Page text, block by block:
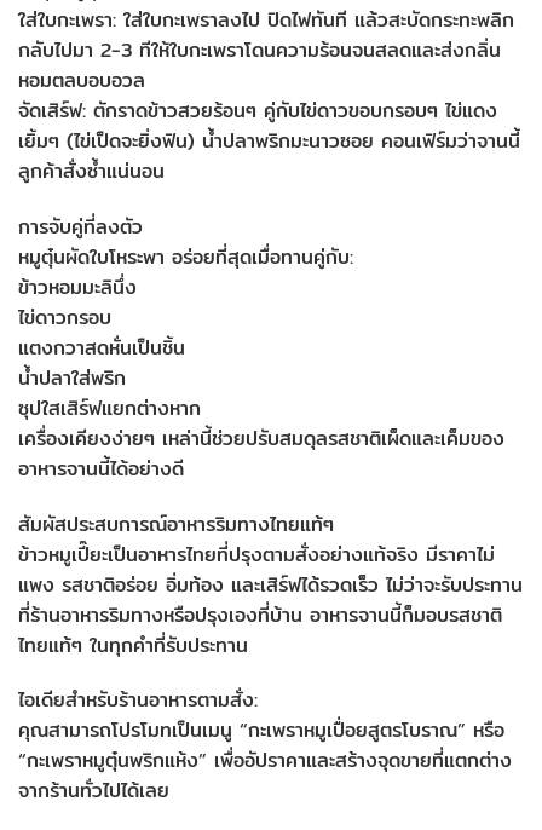
ใส่ใบกะเพรา: ใส่ใบกะเพราลงไป ปิดไฟทันที แล้วสะบัดกระทะพลิก
กลับไปมา 2-3 ทีให้ใบกะเพราโดนความร้อนจนสลดและส่งกลิ่น
หอมตลบอบอวล
จัดเสิร์ฟ: ตักราดข้าวสวยร้อนๆ คู่กับไข่ดาวขอบกรอบๆ ไข่แดง
เยิ้มๆ (ไข่เป็ดจะยิ่งฟิน) น้ำปลาพริกมะนาวซอย คอนเฟิร์มว่าจานนี้
ลูกค้าสั่งซ้ำแน่นอน
การจับคู่ที่ลงตัว
หมูตุ๋นผัดใบโหระพา อร่อยที่สุดเมื่อทานคู่กับ:
ข้าวหอมมะลินึ่ง
ไข่ดาวกรอบ
แตงกวาสดหั่นเป็นชิ้น
น้ำปลาใส่พริก
ซุปใสเสิร์ฟแยกต่างหาก
เครื่องเคียงง่ายๆ เหล่านี้ช่วยปรับสมดุลรสชาติเผ็ดและเค็มของ
อาหารจานนี้ได้อย่างดี
สัมผัสประสบการณ์อาหารริมทางไทยแท้ๆ
ข้าวหมูเปี๊ยะเป็นอาหารไทยที่ปรุงตามสั่งอย่างแท้จริง มีราคาไม่
แพง รสชาติอร่อย อิ่มท้อง และเสิร์ฟได้รวดเร็ว ไม่ว่าจะรับประทาน
ที่ร้านอาหารริมทางหรือปรุงเองที่บ้าน อาหารจานนี้ก็มอบรสชาติ
ไทยแท้ๆ ในทุกคำที่รับประทาน
ไอเดียสำหรับร้านอาหารตามสั่ง:
คุณสามารถโปรโมทเป็นเมนู “กะเพราหมูเปื่อยสูตรโบราณ” หรือ
“กะเพราหมูตุ๋นพริกแห้ง” เพื่ออัปราคาและสร้างจุดขายที่แตกต่าง
จากร้านทั่วไปได้เลย